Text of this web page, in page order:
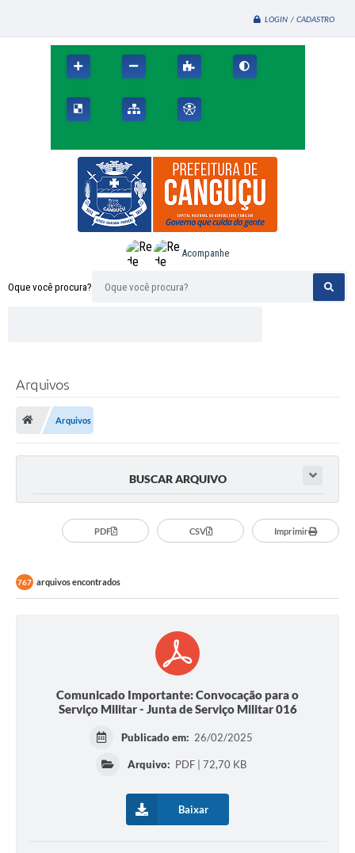
LOGIN / CADASTRO
Oque você procura?
Acompanhe
Arquivos
Arquivos
BUSCAR ARQUIVO
PDF CSV Imprimir
767 arquivos encontrados
Comunicado Importante: Convocação para o
Serviço Militar - Junta de Serviço Militar 016
Publicado em: 26/02/2025
Arquivo: PDF | 72,70 KB
Baixar